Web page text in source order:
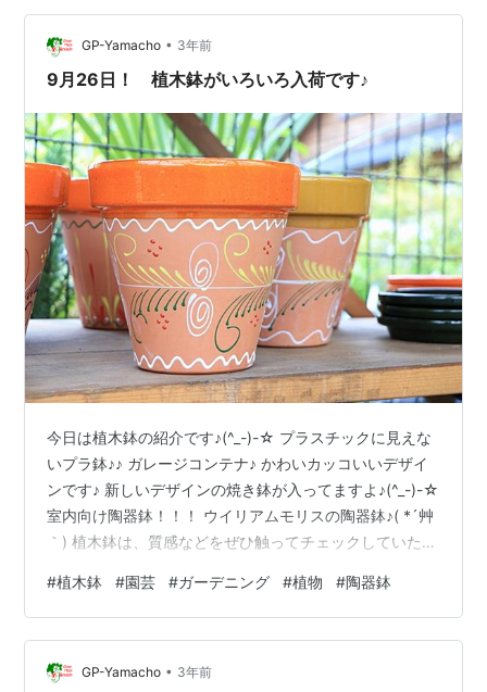
(^_-)-☆ もちろんオンラインショップでも販売しています
♪(^_-)-☆ リンク www.youtube.com ━━━━…
GP-Yamacho • 3年前
9月26日！ 植木鉢がいろいろ入荷です♪
今日は植木鉢の紹介です♪(^_-)-☆ プラスチックに見えな
いプラ鉢♪♪ ガレージコンテナ♪ かわいカッコいいデザイ
ンです♪ 新しいデザインの焼き鉢が入ってますよ♪(^_-)-☆
室内向け陶器鉢！！！ ウイリアムモリスの陶器鉢♪( *´艸
｀) 植木鉢は、質感などをぜひ触ってチェックしていただ
━━━━━━━━━━━━━━━━━━━━━━ グリーンプラザ山長 ＬＩＮ
Ｅ友達にご登録を！ 割引情報やクーポン配信など、さま
ざまな情報をＬＩＮＥでお届け♪ 詳しくは、コチラ♪ gp-
yamacho.hatenablog.com ━━━━━━━━━━━━━━…
#植木鉢 #園芸 #ガーデニング #植物 #陶器鉢
GP-Yamacho • 3年前